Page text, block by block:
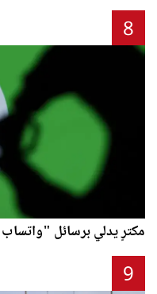
8
مكترٍ يدلي برسائل
9